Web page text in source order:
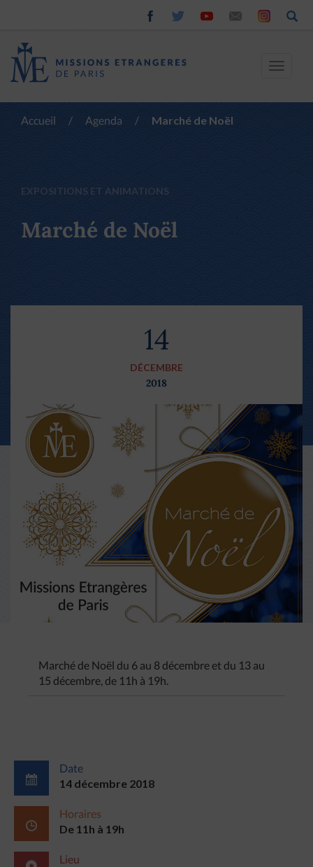
Toggle
Accueil / Agenda / Marché de Noël
EXPOSITIONS ET ANIMATIONS
Marché de Noël
14
DÉCEMBRE
2018
Marché de Noël du 6 au 8 décembre et du 13 au
15 décembre, de 11h à 19h.
Date
14 décembre 2018
Horaires
De 11h à 19h
Lieu